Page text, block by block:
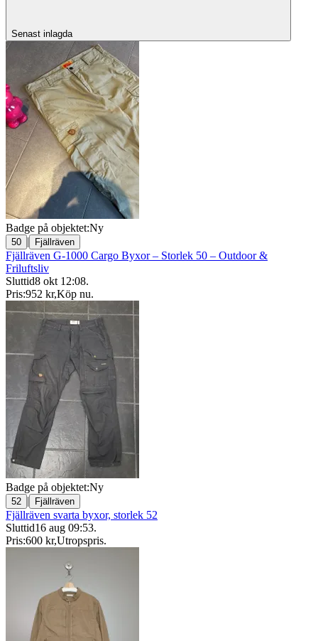
Senast inlagda
Badge på objektet:Ny
50 | Fjällräven
Fjällräven G-1000 Cargo Byxor – Storlek 50 – Outdoor &
Friluftsliv
Sluttid8 okt 12:08.
Pris:952 kr,Köp nu.
Badge på objektet:Ny
52 | Fjällräven
Fjällräven svarta byxor, storlek 52
Sluttid16 aug 09:53.
Pris:600 kr,Utropspris.